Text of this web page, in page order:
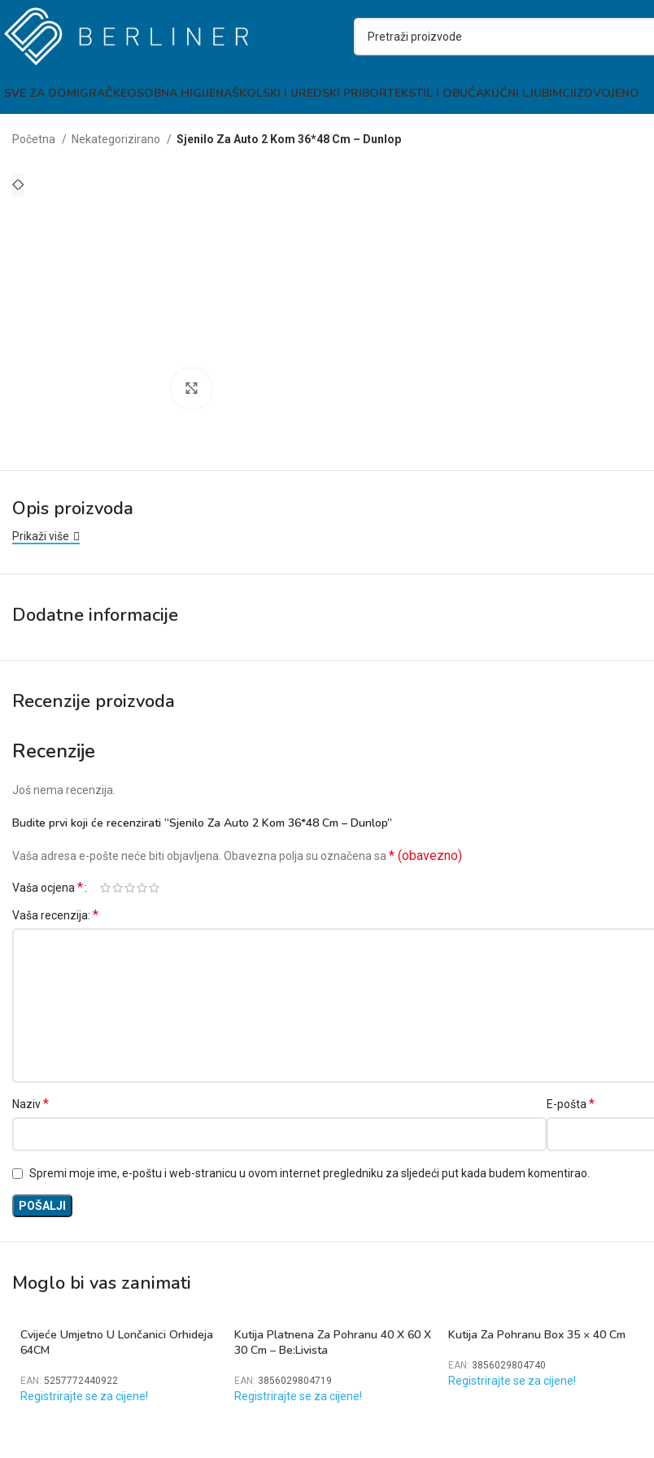
SVE ZA DOMIGRAČKEOSOBNA HIGIJENAŠKOLSKI I UREDSKI PRIBORTEKSTIL I OBUĆAKUĆNI LJUBIMCIIZDVOJENO
Početna Nekategorizirano Sjenilo Za Auto 2 Kom 36*48 Cm – Dunlop
Opis proizvoda
Prikaži više
Dodatne informacije
Recenzije proizvoda
Recenzije
Još nema recenzija.
Budite prvi koji će recenzirati “Sjenilo Za Auto 2 Kom 36*48 Cm – Dunlop”
Vaša adresa e-pošte neće biti objavljena. Obavezna polja su označena sa * (obavezno)
Vaša ocjena *
Vaša recenzija: *
Naziv* E-pošta *
Spremi moje ime, e-poštu i web-stranicu u ovom internet pregledniku za sljedeći put kada budem komentirao.
Moglo bi vas zanimati
Cvijeće Umjetno U Lončanici Orhideja
64CM
EAN: 5257772440922
Registrirajte se za cijene!
Kutija Platnena Za Pohranu 40 X 60 X
30 Cm – Be:Livista
EAN: 3856029804719
Registrirajte se za cijene!
Kutija Za Pohranu Box 35 × 40 Cm
EAN: 3856029804740
Registrirajte se za cijene!